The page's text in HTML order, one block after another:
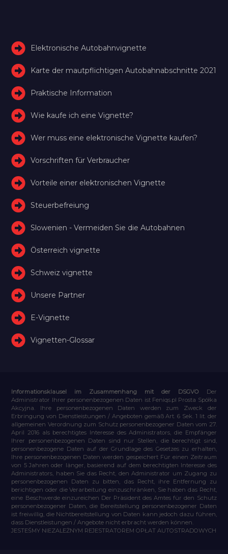
Elektronische Autobahnvignette
Karte der mautpflichtigen Autobahnabschnitte 2021
Praktische Information
Wie kaufe ich eine Vignette?
Wer muss eine elektronische Vignette kaufen?
Vorschriften für Verbraucher
Vorteile einer elektronischen Vignette
Steuerbefreiung
Slowenien - Vermeiden Sie die Autobahnen
Österreich vignette
Schweiz vignette
Unsere Partner
E-Vignette
Vignetten-Glossar
Informationsklausel im Zusammenhang mit der DSGVO
Der
Administrator Ihrer personenbezogenen Daten ist Feniqs.pl Prosta Spółka
Akcyjna. Ihre personenbezogenen Daten werden zum Zweck der
Erbringung von Dienstleistungen / Angeboten gemäß Art. 6 Sek. 1 lit. der
allgemeinen Verordnung zum Schutz personenbezogener Daten vom 27.
April 2016 als berechtigtes Interesse des Administrators, die Empfänger
Ihrer personenbezogenen Daten sind nur Stellen, die berechtigt sind,
personenbezogene Daten auf der Grundlage des Gesetzes zu erhalten,
Ihre personenbezogenen Daten werden gespeichert Für einen Zeitraum
von 5 Jahren oder länger, basierend auf dem berechtigten Interesse des
Administrators, haben Sie das Recht, den Administrator um Zugang zu
personenbezogenen Daten zu bitten, das Recht, ihre Entfernung zu
berichtigen oder die Verarbeitung einzuschränken, Sie haben das Recht,
eine Beschwerde einzureichen Der Präsident des Amtes für den Schutz
personenbezogener Daten, die Bereitstellung personenbezogener Daten
ist freiwillig, die Nichtbereitstellung von Daten kann jedoch dazu führen,
dass Dienstleistungen / Angebote nicht erbracht werden können.
JESTEŚMY NIEZALEŻNYM REJESTRATOREM OPŁAT AUTOSTRADOWYCH